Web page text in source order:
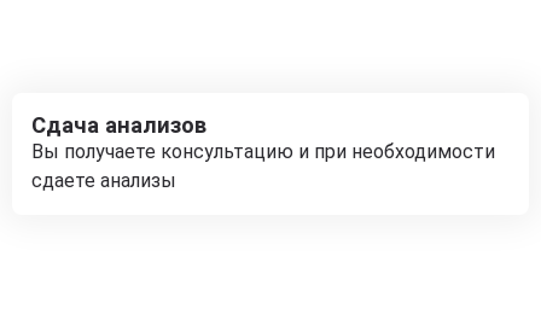
Сдача анализов
Вы получаете консультацию и при необходимости
сдаете анализы